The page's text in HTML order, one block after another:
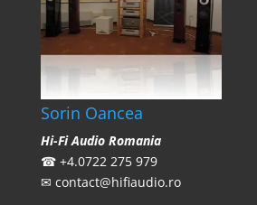
Sorin Oancea
Hi-Fi Audio Romania
☎ +4.0722 275 979
✉ contact@hifiaudio.ro